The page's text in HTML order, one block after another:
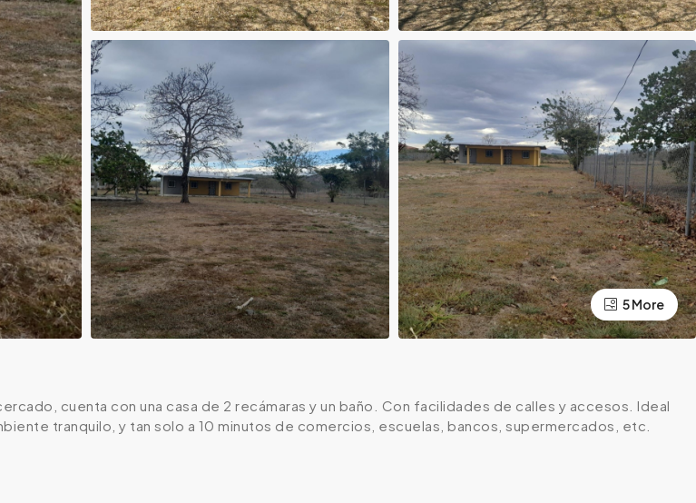
5 More
cuenta con una casa de 2 recámaras y un baño. Con facilidades de calles y accesos. Ideal
tranquilo, y tan solo a 10 minutos de comercios, escuelas, bancos, supermercados, etc.